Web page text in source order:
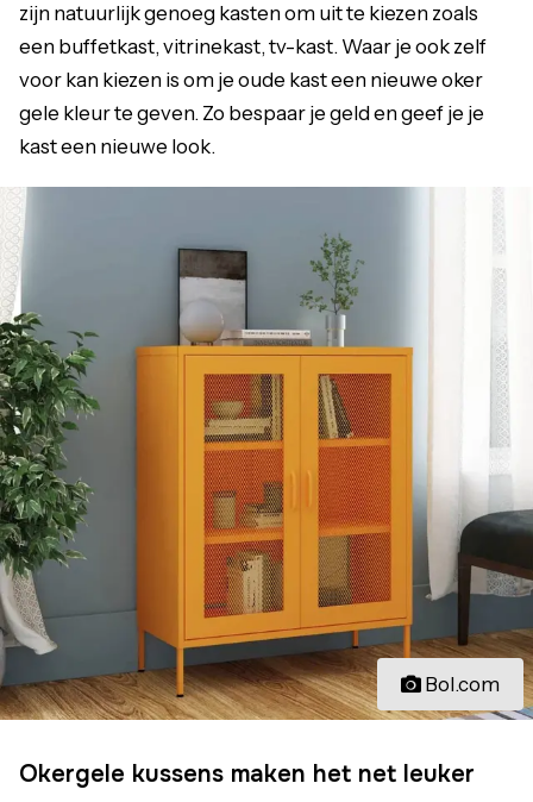
zijn natuurlijk genoeg kasten om uit te kiezen zoals
een buffetkast, vitrinekast, tv-kast. Waar je ook zelf
voor kan kiezen is om je oude kast een nieuwe oker
gele kleur te geven. Zo bespaar je geld en geef je je
kast een nieuwe look.
Bol.com
Okergele kussens maken het net leuker